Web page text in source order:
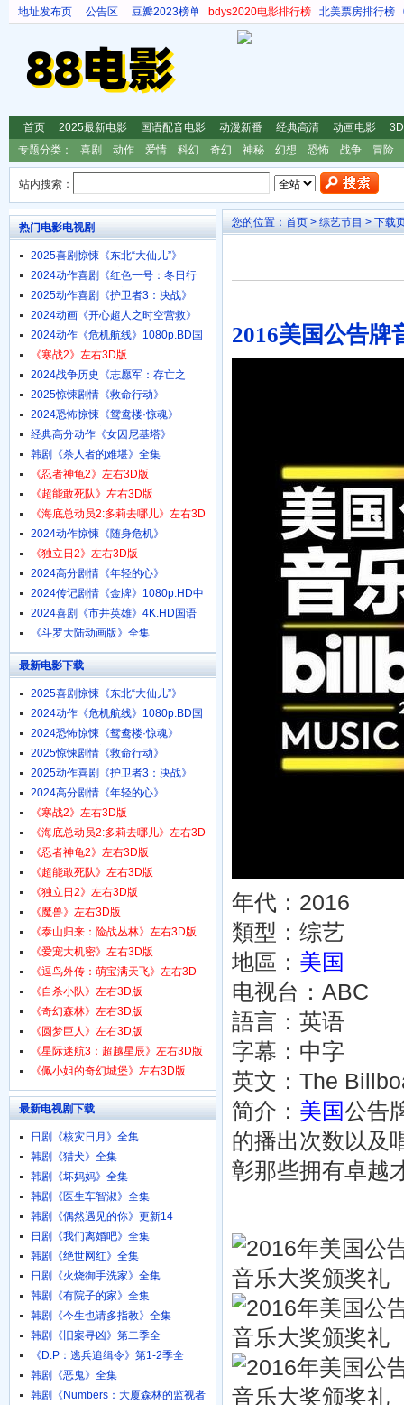
地址发布页 公告区 豆瓣2023榜单 bdys2020电影排行榜 北美票房排行榜
首页 2025最新电影 国语配音电影 动漫新番 经典高清 动画电影
专题分类：
喜剧 动作 爱情 科幻 奇幻 神秘 幻想 恐怖 战争 冒险
站内搜索：
您的位置： 首页 > 综艺节目 > 下载
2016美国公告牌
年代：2016
類型：综艺
地區： 美国
电视台：ABC
語言：英语
字幕：中字
英文：The
简介： 美国公告
的播出次数以及
彰那些拥有卓越
热门电影电视剧
2025喜剧惊悚《东北“大仙儿”》
1080p.HD国语中字
2024动作喜剧《红色一号：冬日行
动》4K.HD中英双字
2025动作喜剧《护卫者3：决战》
1080p.HD国语中字
2024动画《开心超人之时空营救》
4K.HD国语中字
2024动作《危机航线》1080p.BD国
语中字
《寒战2》左右3D版
2024战争历史《志愿军：存亡之
战》4K.HD国语中字
2025惊悚剧情《救命行动》
1080p.HD中字
2024恐怖惊悚《鸳鸯楼·惊魂》
4K.HD国语中字
经典高分动作《女囚尼基塔》
1080p.BD中英双字
韩剧《杀人者的难堪》全集
《忍者神龟2》左右3D版
《超能敢死队》左右3D版
《海底总动员2:多莉去哪儿》左右3D
版
2024动作惊悚《随身危机》
1080p.HD中英双字
《独立日2》左右3D版
2024高分剧情《年轻的心》
1080p.HD中字
2024传记剧情《金牌》1080p.HD中
字
2024喜剧《市井英雄》4K.HD国语
中字
《斗罗大陆动画版》全集
最新电影下载
2025喜剧惊悚《东北“大仙儿”》
1080p.HD国语中字
2024动作《危机航线》1080p.BD国
语中字
2024恐怖惊悚《鸳鸯楼·惊魂》
4K.HD国语中字
2025惊悚剧情《救命行动》
1080p.HD中字
2025动作喜剧《护卫者3：决战》
1080p.HD国语中字
2024高分剧情《年轻的心》
1080p.HD中字
《寒战2》左右3D版
《海底总动员2:多莉去哪儿》左右3D
版
《忍者神龟2》左右3D版
《超能敢死队》左右3D版
《独立日2》左右3D版
《魔兽》左右3D版
《泰山归来：险战丛林》左右3D版
《爱宠大机密》左右3D版
《逗鸟外传：萌宝满天飞》左右3D
版
《自杀小队》左右3D版
《奇幻森林》左右3D版
《圆梦巨人》左右3D版
《星际迷航3：超越星辰》左右3D版
《佩小姐的奇幻城堡》左右3D版
最新电视剧下载
日剧《核灾日月》全集
韩剧《猎犬》全集
韩剧《坏妈妈》全集
韩剧《医生车智淑》全集
韩剧《偶然遇见的你》更新14
日剧《我们离婚吧》全集
韩剧《绝世网红》全集
日剧《火烧御手洗家》全集
韩剧《有院子的家》全集
韩剧《今生也请多指教》全集
韩剧《旧案寻凶》第二季全
《D.P：逃兵追缉令》第1-2季全
韩剧《恶鬼》全集
韩剧《Numbers：大厦森林的监视者